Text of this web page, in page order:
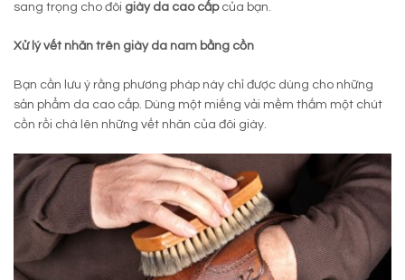
sang trọng cho đôi giày da cao cấpcủa bạn.
Xử lý vết nhăn trên giày da nam bằng cồn
Bạn cần lưu ý rằng phương pháp này chỉ được dùng cho những
sản phẩm da cao cấp. Dùng một miếng vải mềm thấm một chút
cồn rồi chà lên những vết nhăn của đôi giày.